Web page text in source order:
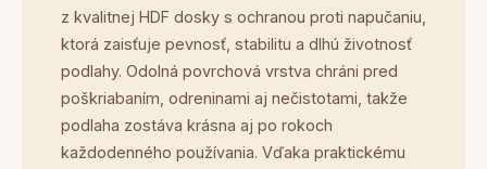
z kvalitnej HDF dosky s ochranou proti napučaniu,
ktorá zaisťuje pevnosť, stabilitu a dlhú životnosť
podlahy. Odolná povrchová vrstva chráni pred
poškriabaním, odreninami aj nečistotami, takže
podlaha zostáva krásna aj po rokoch
každodenného používania. Vďaka praktickému